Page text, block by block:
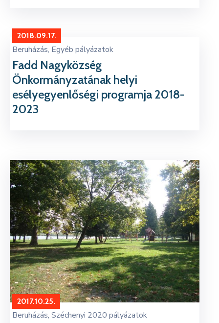
2018.09.17.
Beruházás‚ Egyéb pályázatok
Fadd Nagyközség
Önkormányzatának helyi
esélyegyenlőségi programja 2018-
2023
2017.10.25.
Beruházás‚ Széchenyi 2020 pályázatok